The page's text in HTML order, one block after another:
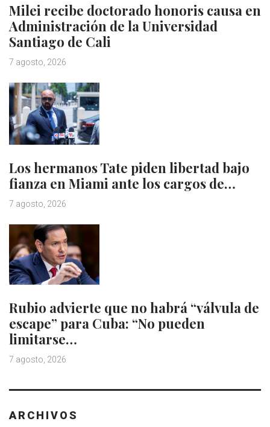
Milei recibe doctorado honoris causa en
Administración de la Universidad
Santiago de Cali
7 agosto, 2026
Los hermanos Tate piden libertad bajo
fianza en Miami ante los cargos de…
7 agosto, 2026
Rubio advierte que no habrá “válvula de
escape” para Cuba: “No pueden
limitarse…
7 agosto, 2026
ARCHIVOS